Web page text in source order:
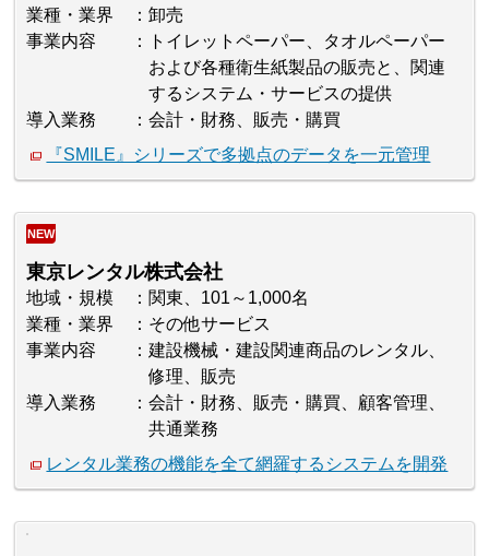
業種・業界
卸売
事業内容
トイレットペーパー、タオルペーパー
および各種衛生紙製品の販売と、関連
するシステム・サービスの提供
導入業務
会計・財務、販売・購買
『SMILE』シリーズで多拠点のデータを一元管理
東京レンタル株式会社
地域・規模
関東、101～1,000名
業種・業界
その他サービス
事業内容
建設機械・建設関連商品のレンタル、
修理、販売
導入業務
会計・財務、販売・購買、顧客管理、
共通業務
レンタル業務の機能を全て網羅するシステムを開発
NEW